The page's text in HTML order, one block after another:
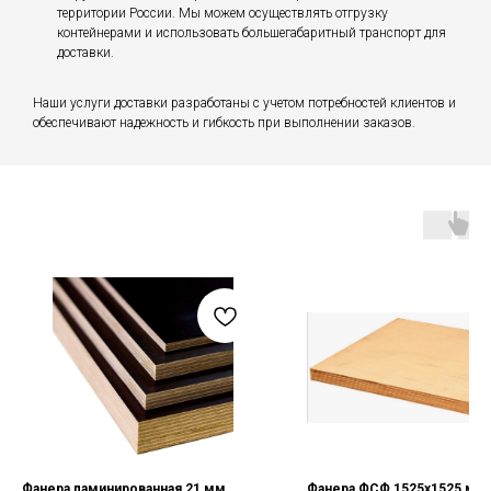
территории России. Мы можем осуществлять отгрузку
контейнерами и использовать большегабаритный транспорт для
доставки.
Наши услуги доставки разработаны с учетом потребностей клиентов и
обеспечивают надежность и гибкость при выполнении заказов.